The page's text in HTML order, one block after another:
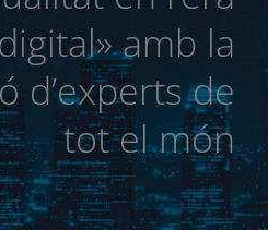
Educació ha
l’estudi, «La